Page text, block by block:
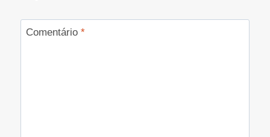
Comentário *